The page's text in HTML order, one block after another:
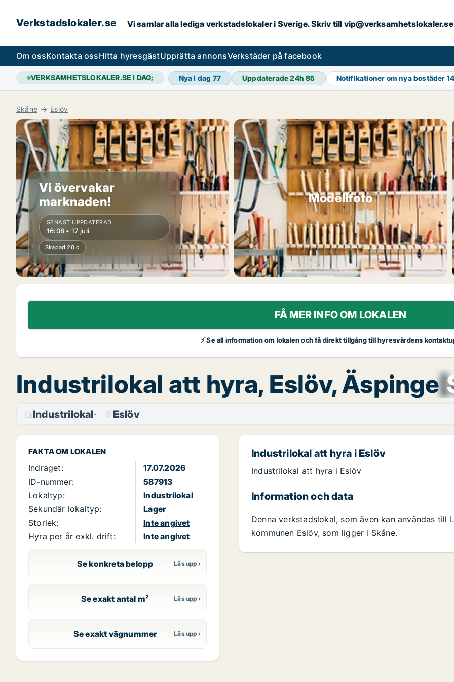
Verkstadslokaler.se Vi samlar alla lediga verkstadslokaler i Sverige. Skriv till
Om ossKontakta ossHitta hyresgästUpprätta annonsVerkstäder på facebook
VERKSAMHETSLOKALER.SE I DAG; Nya i dag 77 Uppdaterade 24h85 Notifikationer om nya bostäder
Skåne Eslöv
Vi övervakar
marknaden!
SENAST UPPDATERAD
16:08 • 17 juli
Skapad 20 d
Modellfoto
FÅ MER INFO OM LOKALEN
⚡ Se all information om lokalen och få direkt tillgång till hyresvärdens
Industrilokal att hyra, Eslöv, Äspinge
Industrilokal Eslöv
FAKTA OM LOKALEN
Indraget:
17.07.2026
ID-nummer:
587913
Lokaltyp:
Industrilokal
Sekundär lokaltyp:
Lager
Storlek:
Inte angivet
Hyra per år exkl. drift:
Inte angivet
Se konkreta belopp
Se exakt antal m²
Se exakt vägnummer
Industrilokal att hyra i Eslöv
Industrilokal att hyra i Eslöv
Information och data
Denna verkstadslokal, som även kan användas till
kommunen Eslöv, som ligger i Skåne.